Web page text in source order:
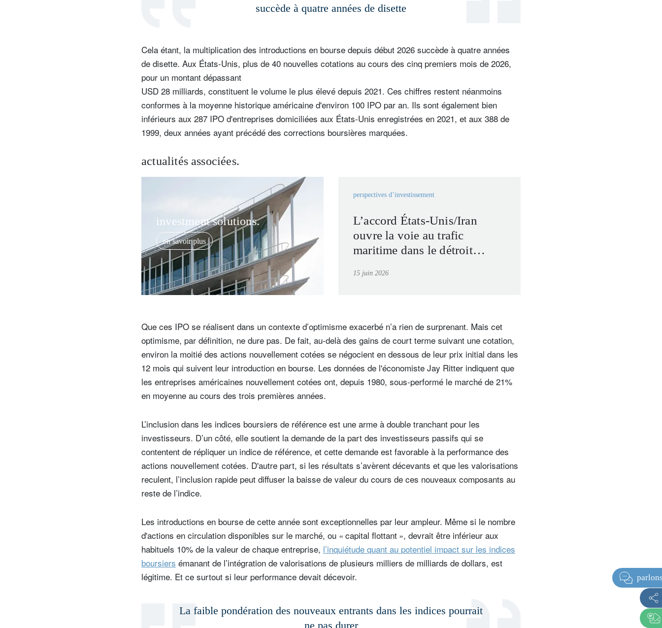
succède à quatre années de disette
Cela étant, la multiplication des introductions en bourse depuis début 2026 succède à quatre années
de disette. Aux États-Unis, plus de 40 nouvelles cotations au cours des cinq premiers mois de 2026,
pour un montant dépassant
USD 28 milliards, constituent le volume le plus élevé depuis 2021. Ces chiffres restent néanmoins
conformes à la moyenne historique américaine d'environ 100 IPO par an. Ils sont également bien
inférieurs aux 287 IPO d'entreprises domiciliées aux États-Unis enregistrées en 2021, et aux 388 de
1999, deux années ayant précédé des corrections boursières marquées.
actualités associées.
investment solutions.
en savoir plus
perspectives d’investissement
L’accord États-Unis/Iran
ouvre la voie au trafic
maritime dans le détroit
15 juin 2026
Que ces IPO se réalisent dans un contexte d’optimisme exacerbé n’a rien de surprenant. Mais cet
optimisme, par définition, ne dure pas. De fait, au-delà des gains de court terme suivant une cotation,
environ la moitié des actions nouvellement cotées se négocient en dessous de leur prix initial dans les
12 mois qui suivent leur introduction en bourse. Les données de l'économiste Jay Ritter indiquent que
les entreprises américaines nouvellement cotées ont, depuis 1980, sous-performé le marché de 21%
en moyenne au cours des trois premières années.
L’inclusion dans les indices boursiers de référence est une arme à double tranchant pour les
investisseurs. D’un côté, elle soutient la demande de la part des investisseurs passifs qui se
contentent de répliquer un indice de référence, et cette demande est favorable à la performance des
actions nouvellement cotées. D'autre part, si les résultats s’avèrent décevants et que les valorisations
reculent, l’inclusion rapide peut diffuser la baisse de valeur du cours de ces nouveaux composants au
reste de l’indice.
Les introductions en bourse de cette année sont exceptionnelles par leur ampleur. Même si le nombre
d'actions en circulation disponibles sur le marché, ou « capital flottant », devrait être inférieur aux
habituels 10% de la valeur de chaque entreprise, l’inquiétude quant au potentiel impact sur les indices
boursiers émanant de l’intégration de valorisations de plusieurs milliers de milliards de dollars, est
légitime. Et ce surtout si leur performance devait décevoir.
La faible pondération des nouveaux entrants dans les indices pourrait
ne pas durer
Vos informations seront utilisées conformément à notre
s'inscrire